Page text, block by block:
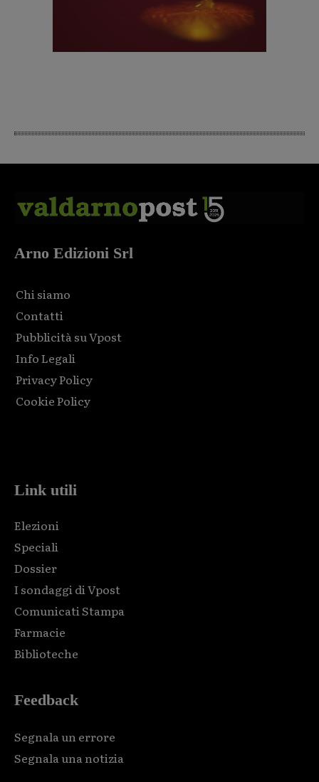
Arno Edizioni Srl
Chi siamo
Contatti
Pubblicità su Vpost
Info Legali
Privacy Policy
Cookie Policy
Link utili
Elezioni
Speciali
Dossier
I sondaggi di Vpost
Comunicati Stampa
Farmacie
Biblioteche
Feedback
Segnala un errore
Segnala una notizia